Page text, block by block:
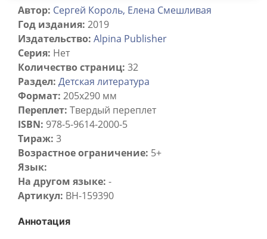
Автор: Сергей Король, Елена Смешливая
Год издания: 2019
Издательство: Alpina Publisher
Серия: Нет
Количество страниц: 32
Раздел: Детская литература
Формат: 205х290 мм
Переплет: Твердый переплет
ISBN: 978-5-9614-2000-5
Тираж: 3
Возрастное ограничение: 5+
Язык:
На другом языке: -
Артикул: BH-159390
Аннотация